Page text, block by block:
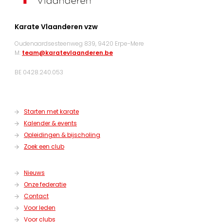
Karate Vlaanderen vzw
Oudenaardsesteenweg 839, 9420 Erpe-Mere
M: team@karatevlaanderen.be
BE 0428.240.053
Starten met karate
Kalender & events
Opleidingen & bijscholing
Zoek een club
Nieuws
Onze federatie
Contact
Voor leden
Voor clubs